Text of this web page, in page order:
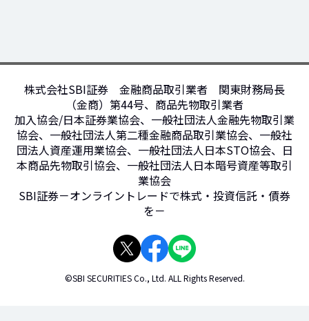
株式会社SBI証券 金融商品取引業者 関東財務局長
（金商）第44号、商品先物取引業者
加入協会/日本証券業協会、一般社団法人金融先物取引業
協会、一般社団法人第二種金融商品取引業協会、一般社
団法人資産運用業協会、一般社団法人日本STO協会、日
本商品先物取引協会、一般社団法人日本暗号資産等取引
業協会
SBI証券－オンライントレードで株式・投資信託・債券
を－
©SBI SECURITIES Co., Ltd. ALL Rights Reserved.